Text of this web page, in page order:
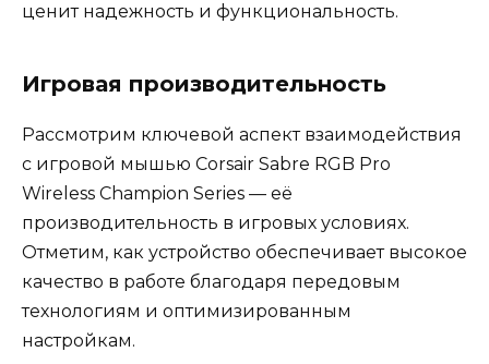
ценит надежность и функциональность.
Игровая производительность
Рассмотрим ключевой аспект взаимодействия
с игровой мышью Corsair Sabre RGB Pro
Wireless Champion Series — её
производительность в игровых условиях.
Отметим, как устройство обеспечивает высокое
качество в работе благодаря передовым
технологиям и оптимизированным
настройкам.